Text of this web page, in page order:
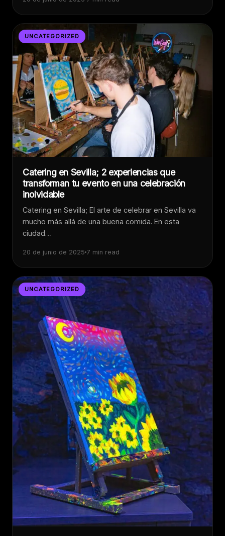
UNCATEGORIZED
Catering en Sevilla; 2 experiencias que
transforman tu evento en una celebración
inolvidable
Catering en Sevilla; El arte de celebrar en Sevilla va
mucho más allá de una buena comida. En esta
ciudad…
20 de junio de 2025 7 min read
UNCATEGORIZED